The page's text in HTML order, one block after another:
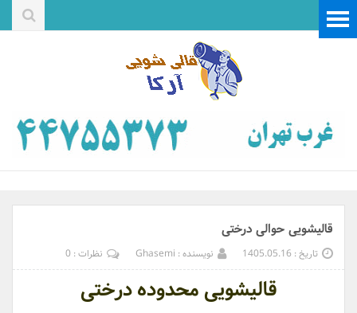
قالیشویی حوالی درختی
تاریخ : 1405.05.16 نویسنده : Ghasemi نظرات : 0
قالیشویی محدوده درختی